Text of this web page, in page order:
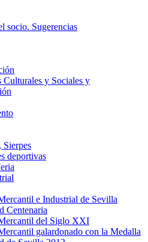
socio. Sugerencias
Culturales y Sociales y
Sierpes
deportivas
e Industrial de Sevilla
Centenaria
del Siglo XXI
galardonado con la Medalla